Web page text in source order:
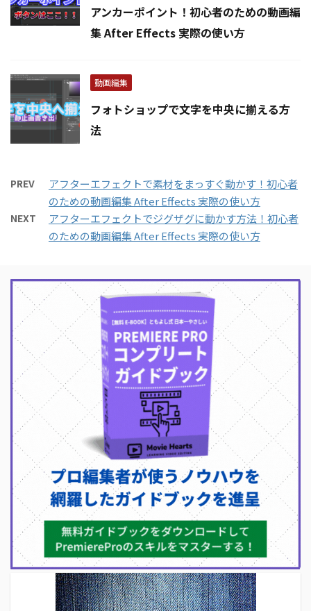
アンカーポイント！初心者のための動画編
集 After Effects 実際の使い方
動画編集
フォトショップで文字を中央に揃える方
法
PREV
アフターエフェクトで素材をまっすぐ動かす！初心者
のための動画編集 After Effects 実際の使い方
NEXT
アフターエフェクトでジグザグに動かす方法！初心者
のための動画編集 After Effects 実際の使い方